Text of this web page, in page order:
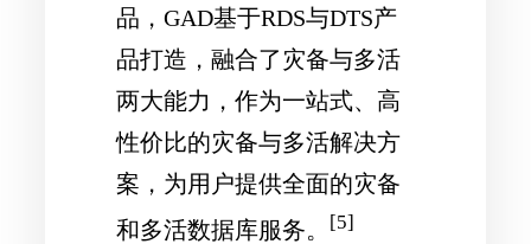
品，GAD基于RDS与DTS产
品打造，融合了灾备与多活
两大能力，作为一站式、高
性价比的灾备与多活解决方
案，为用户提供全面的灾备
和多活数据库服务。
[5]